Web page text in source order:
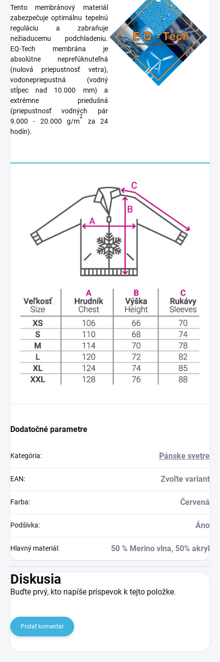
Tento membránový materiál
zabezpečuje optimálnu tepelnú
reguláciu a zabraňuje
nežiaducemu podchladeniu.
EQ-Tech membrána je
absolútne neprefúknuteľná
(nulová priepustnosť vetra),
vodonepriepustná (vodný
stĺpec nad 10.000 mm) a
extrémne priedušná
(priepustnosť vodných pár
9.000 - 20.000 g/m
2
za 24
hodín).
Dodatočné parametre
Kategória: Pánske svetre
EAN: Zvoľte variant
Farba: Červená
Podšívka: Áno
Hlavný materiál : 50 % Merino vlna, 50% akryl
Diskusia
Buďte prvý, kto napíše príspevok k tejto položke.
Pridať komentár